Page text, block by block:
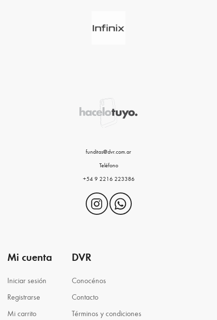
funditas@dvr.com.ar
Teléfono
+54 9 2216 223386
Mi cuenta
Iniciar sesión
Registrarse
Mi carrito
DVR
Conocénos
Contacto
Términos y condiciones